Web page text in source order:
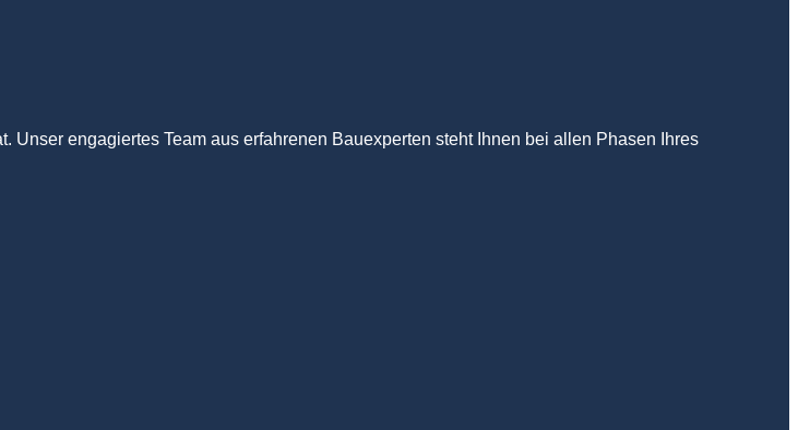
engagiertes Team aus erfahrenen Bauexperten steht Ihnen bei allen Phasen Ihres